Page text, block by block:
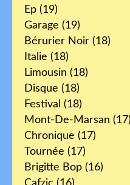
Ep (19)
Garage (19)
Bérurier Noir (18)
Italie (18)
Limousin (18)
Disque (18)
Festival (18)
Mont-De-Marsan (17)
Chronique (17)
Tournée (17)
Brigitte Bop (16)